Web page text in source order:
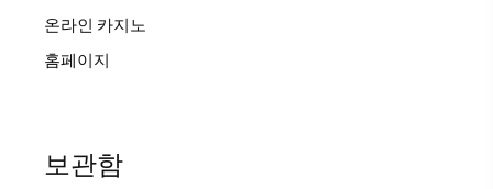
온라인 카지노
홈페이지
보관함